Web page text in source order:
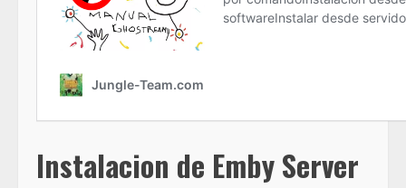
Instalacion de Emby Server